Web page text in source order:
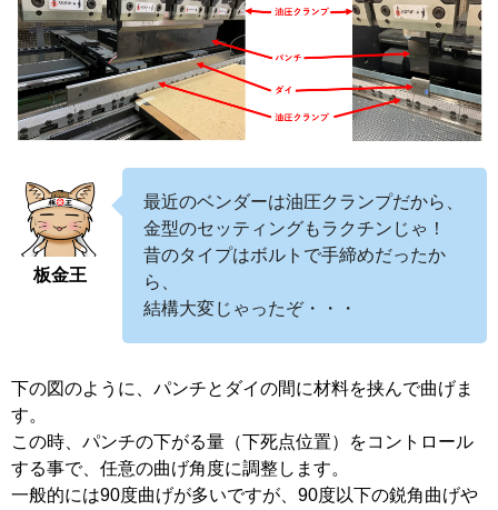
板金王
最近のベンダーは油圧クランプだから、
金型のセッティングもラクチンじゃ！
昔のタイプはボルトで手締めだったか
ら、
結構大変じゃったぞ・・・
下の図のように、パンチとダイの間に材料を挟んで曲げま
す。
この時、パンチの下がる量（下死点位置）をコントロール
する事で、任意の曲げ角度に調整します。
一般的には90度曲げが多いですが、90度以下の鋭角曲げや